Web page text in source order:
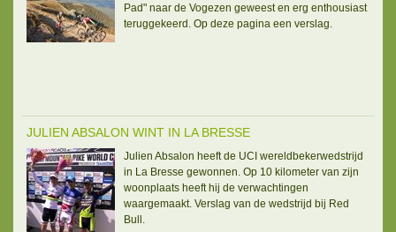
Pad" naar de Vogezen geweest en erg enthousiast
teruggekeerd. Op deze pagina een verslag.
JULIEN ABSALON WINT IN LA BRESSE
Julien Absalon heeft de UCI wereldbekerwedstrijd
in La Bresse gewonnen. Op 10 kilometer van zijn
woonplaats heeft hij de verwachtingen
waargemaakt. Verslag van de wedstrijd bij Red
Bull.